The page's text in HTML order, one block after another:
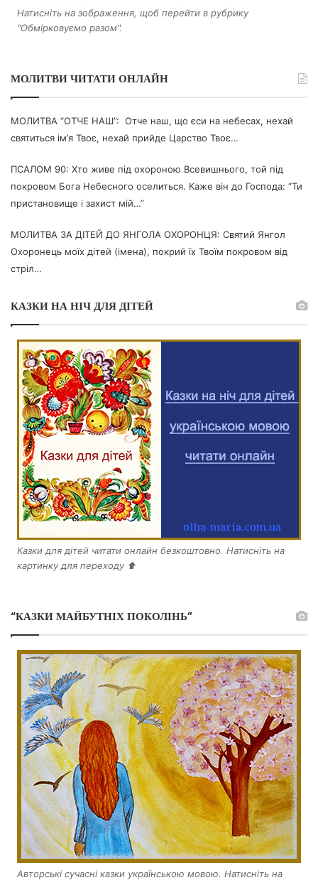
Натисніть на зображення, щоб перейти в рубрику
"Обмірковуємо разом".
МОЛИТВИ ЧИТАТИ ОНЛАЙН
МОЛИТВА “ОТЧЕ НАШ”: Отче наш, що єси на небесах, нехай
святиться ім’я Твоє, нехай прийде Царство Твоє…
ПСАЛОМ 90: Хто живе під охороною Всевишнього, той під
покровом Бога Небесного оселиться. Каже він до Господа: “Ти
пристановище і захист мій…”
МОЛИТВА ЗА ДІТЕЙ ДО ЯНГОЛА ОХОРОНЦЯ: Святий Янгол
Охоронець моїх дітей (імена), покрий їх Твоїм покровом від
стріл…
КАЗКИ НА НІЧ ДЛЯ ДІТЕЙ
Казки для дітей читати онлайн безкоштовно. Натисніть на
картинку для переходу ⬆️
“КАЗКИ МАЙБУТНІХ ПОКОЛІНЬ”
Авторські сучасні казки українською мовою. Натисніть на